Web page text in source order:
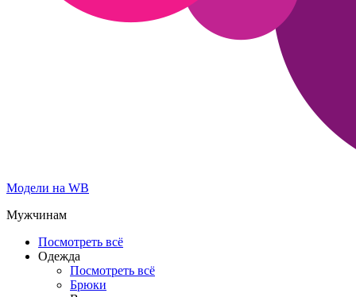
Модели на WB
Мужчинам
Посмотреть всё
Одежда
Посмотреть всё
Брюки